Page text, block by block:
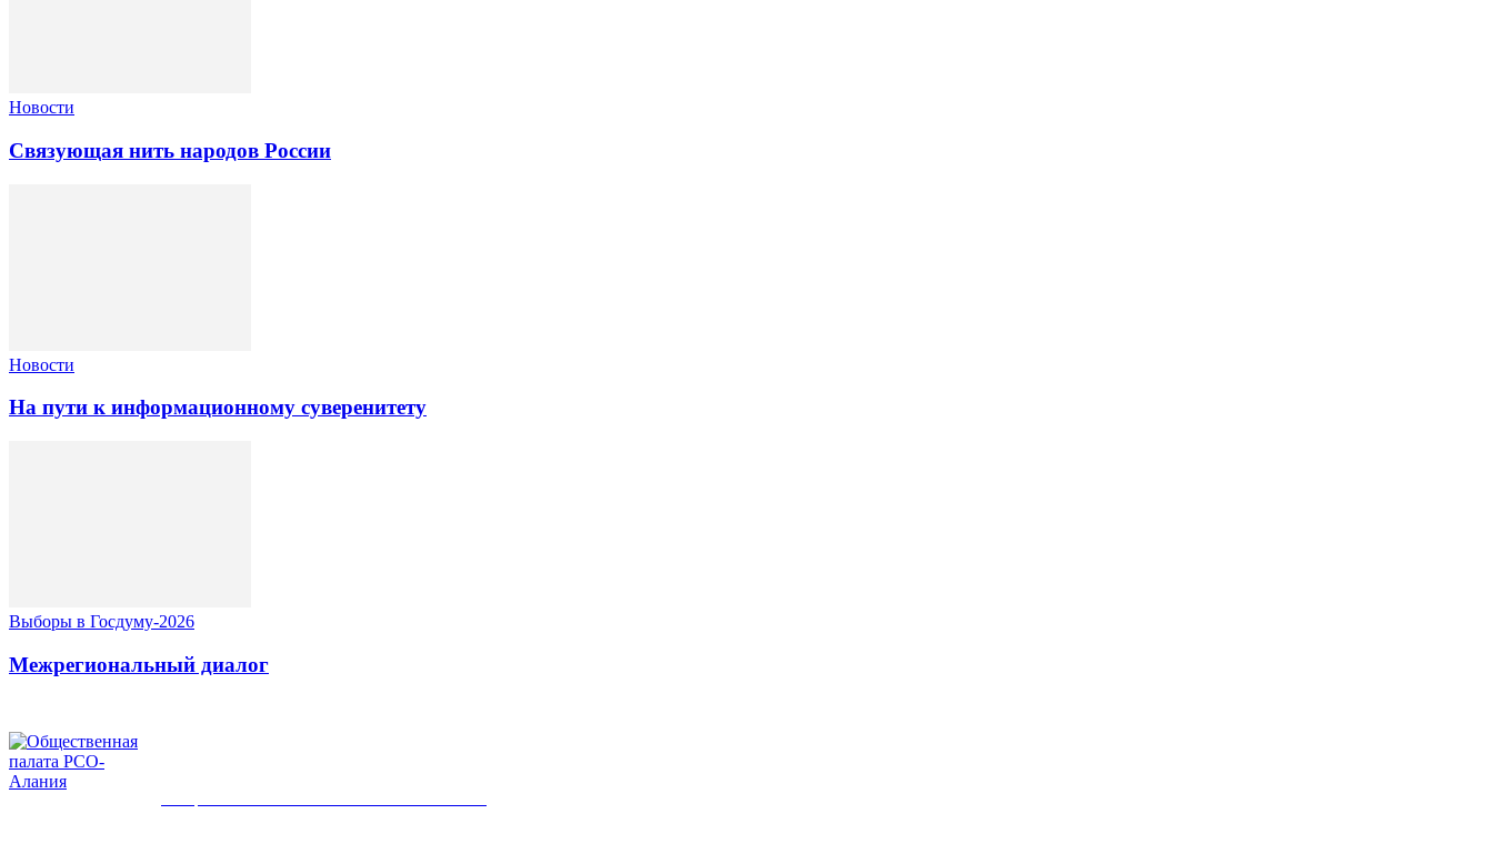
Новости
Связующая нить народов России
Новости
На пути к информационному суверенитету
Выборы в Госдуму-2026
Межрегиональный диалог